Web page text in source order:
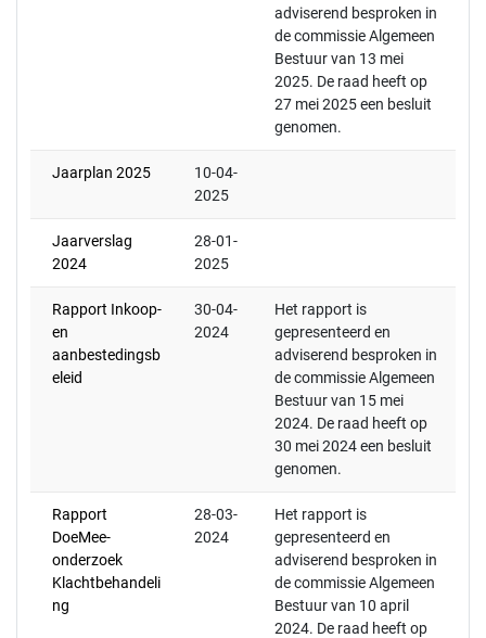
adviserend besproken in
de commissie Algemeen
Bestuur van 13 mei
2025. De raad heeft op
27 mei 2025 een besluit
genomen.
Jaarplan 2025
10-04-
2025
Jaarverslag
2024
28-01-
2025
Rapport Inkoop-
en
aanbestedingsb
eleid
30-04-
2024
Het rapport is
gepresenteerd en
adviserend besproken in
de commissie Algemeen
Bestuur van 15 mei
2024. De raad heeft op
30 mei 2024 een besluit
genomen.
Rapport
DoeMee-
onderzoek
Klachtbehandeli
ng
28-03-
2024
Het rapport is
gepresenteerd en
adviserend besproken in
de commissie Algemeen
Bestuur van 10 april
2024. De raad heeft op